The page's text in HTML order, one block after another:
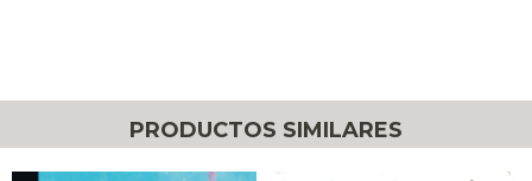
PRODUCTOS SIMILARES